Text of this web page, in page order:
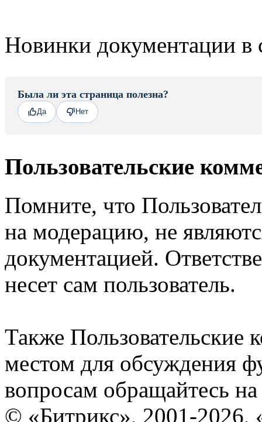
Новинки документации в
Была ли эта страница полезна?
Да Нет
Пользовательские
Помните, что
на модерацию, не
документацией.
несет сам пользователь.
Также Пользовательские
местом для обсуждения
вопросам обращайтесь
© «Битрикс», 2001-2026,